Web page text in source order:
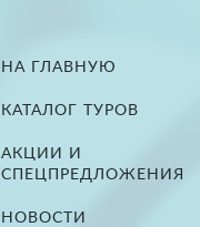
НА ГЛАВНУЮ
КАТАЛОГ ТУРОВ
АКЦИИ И
СПЕЦПРЕДЛОЖЕНИЯ
НОВОСТИ